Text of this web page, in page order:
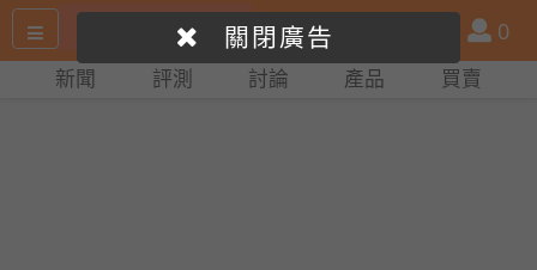
尋
產
品
比
會
員
0
新聞 評測 討論 產品 買賣
關閉廣告